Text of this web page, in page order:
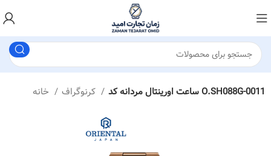
کرنوگراف ساعت اورینتال مردانه کد O.SH088G-0011